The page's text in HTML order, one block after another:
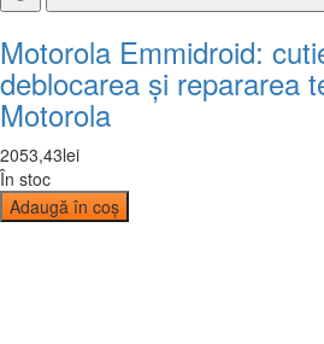
Motorola Emmidroid:
deblocarea și repararea
Motorola
2053,43lei
În stoc
Adaugă în coș